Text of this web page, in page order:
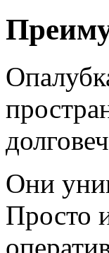
Они
Просто